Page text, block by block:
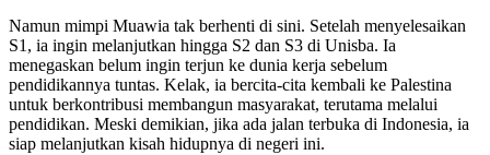
Namun mimpi Muawia tak berhenti di sini. Setelah menyelesaikan
S1, ia ingin melanjutkan hingga S2 dan S3 di Unisba. Ia
menegaskan belum ingin terjun ke dunia kerja sebelum
pendidikannya tuntas. Kelak, ia bercita-cita kembali ke Palestina
untuk berkontribusi membangun masyarakat, terutama melalui
pendidikan. Meski demikian, jika ada jalan terbuka di Indonesia, ia
siap melanjutkan kisah hidupnya di negeri ini.